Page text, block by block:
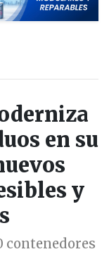
en su
y
contenedores